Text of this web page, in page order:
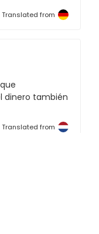
Translated from
dinero también
Translated from